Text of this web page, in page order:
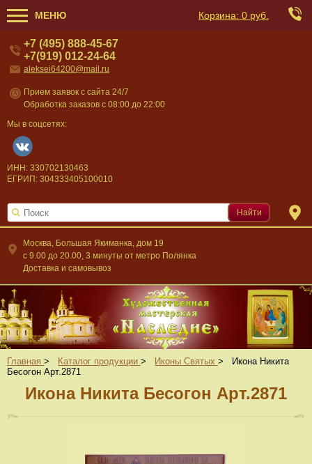
МЕНЮ Корзина: 0 руб.
Москва, Большая Якиманка, дом 19
c 9.00 до 20.00, 3 минуты от метро Полянка
Доставка и самовывоз
+7 (495) 888-45-67
+7(919) 012-24-64
aleksei64200@mail.ru
Прием заявок с сайта 24/7
Обработка заказов с 08:00 до 22:00
Мы в соцсетях:
ИНН: 330702130463
ЕГРИП: 304333405100010
Найти
Главная > Каталог продукции > Иконы Святых >
Икона Никита
Бесогон Арт.2871
Икона Никита Бесогон Арт.2871